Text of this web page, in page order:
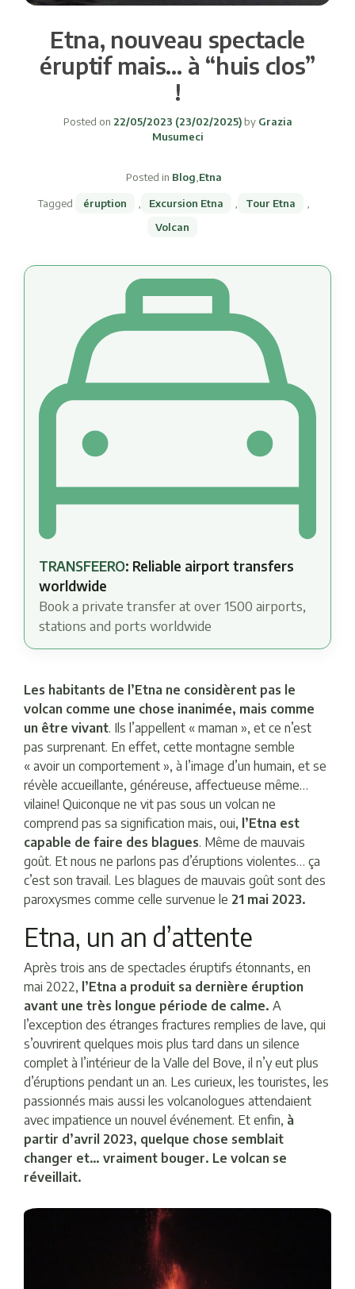
Etna, nouveau spectacle
éruptif mais… à “huis clos”
!
Posted on 22/05/2023 (23/02/2025) byGrazia
Musumeci
Posted in Blog Etna
Tagged éruption Excursion Etna Tour Etna
Volcan
TRANSFEERO: Reliable airport transfers
worldwide
Book a private transfer at over 1500 airports,
stations and ports worldwide
Les habitants de l’Etna ne considèrent pas le
volcan comme une chose inanimée, mais comme
un être vivant. Ils l’appellent « maman », et ce n’est
pas surprenant. En effet, cette montagne semble
« avoir un comportement », à l’image d’un humain, et se
révèle accueillante, généreuse, affectueuse même…
vilaine! Quiconque ne vit pas sous un volcan ne
comprend pas sa signification mais, oui, l’Etna est
capable de faire des blagues. Même de mauvais
goût. Et nous ne parlons pas d’éruptions violentes… ça
c’est son travail. Les blagues de mauvais goût sont des
paroxysmes comme celle survenue le 21 mai 2023.
Etna, un an d’attente
Après trois ans de spectacles éruptifs étonnants, en
mai 2022, l’Etna a produit sa dernière éruption
avant une très longue période de calme. A
l’exception des étranges fractures remplies de lave, qui
s’ouvrirent quelques mois plus tard dans un silence
complet à l’intérieur de la Valle del Bove, il n’y eut plus
d’éruptions pendant un an. Les curieux, les touristes, les
passionnés mais aussi les volcanologues attendaient
avec impatience un nouvel événement. Et enfin, à
partir d’avril 2023, quelque chose semblait
changer et… vraiment bouger. Le volcan se
réveillait.